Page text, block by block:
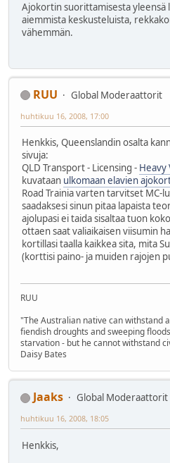
Ajokortin suorittamisesta yleensä
aiemmista keskusteluista,
vähemmän.
RUU
Global Moderaattorit
huhtikuu 16, 2008, 17:00
Henkkis, Queenslandin osalta
sivuja:
QLD Transport - Licensing - Heavy
kuvataan ulkomaan elavien
Road Trainia varten tarvitset MC-
saadaksesi sinun pitaa lapaista
ajolupasi ei taida sisaltaa tuon
ottaen saat valiaikaisen viisumin
kortillasi taalla kaikkea sita, mita
(korttisi paino- ja muiden rajojen
RUU
"The Australian native can withstand
fiendish droughts and sweeping
starvation - but he cannot withstand
Daisy Bates
Jaaks
Global Moderaattorit
huhtikuu 16, 2008, 18:05
Henkkis,